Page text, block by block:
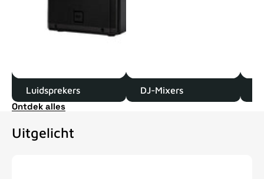
Luidsprekers DJ-Mixers
Ontdek alles
Uitgelicht